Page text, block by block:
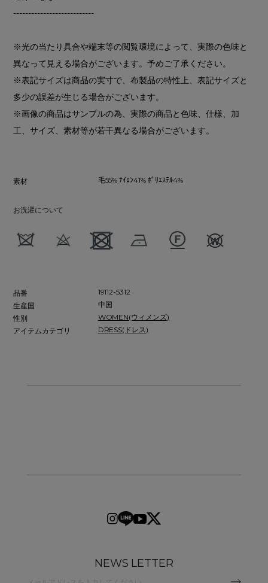
---------------------------
※光の当たり具合や端末等の閲覧環境によって、実際の色味と
異なって見える場合がございます。予めご了承ください。
※表記サイズは商品の実寸で、布製品の特性上、表記サイズと
多少の誤差が生じる場合がございます。
※画像の商品はサンプルの為、実際の商品と色味、仕様、加
工、サイズ、素材等が若干異なる場合がございます。
素材 毛55% ﾅｲﾛﾝ41% ﾎﾟﾘｴｽﾃﾙ4%
お洗濯について
品番
19112-5312
生産国
中国
性別
WOMEN(ウィメンズ)
アイテムカテゴリ
DRESS(ドレス)
NEWS LETTER